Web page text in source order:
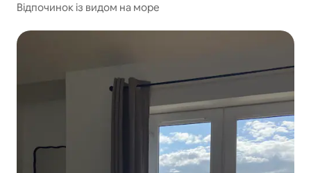
Відпочинок із видом на море